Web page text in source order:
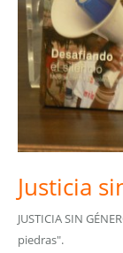
Justicia
JUSTICIA SIN
piedras".